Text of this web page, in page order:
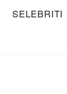
SELEBRITI